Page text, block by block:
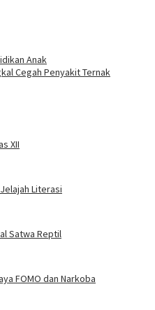
Anak
Cegah Penyakit Ternak
XII
Literasi
Satwa Reptil
FOMO dan Narkoba